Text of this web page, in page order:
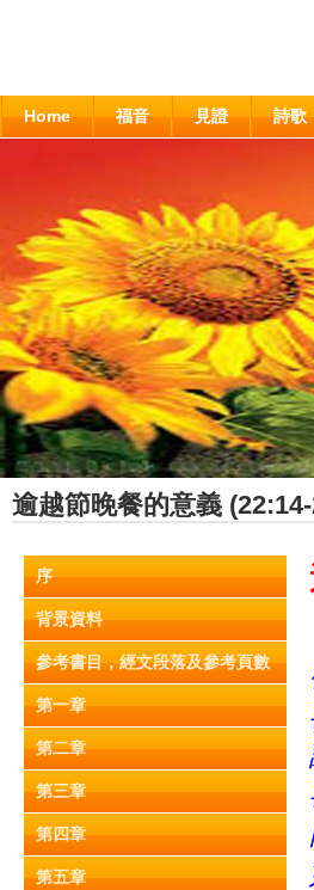
Home 福音 見證 詩歌
逾越節晚餐的意義
序
背景資料
參考書目，經文段落及參考頁數
第一章
第二章
第三章
第四章
第五章